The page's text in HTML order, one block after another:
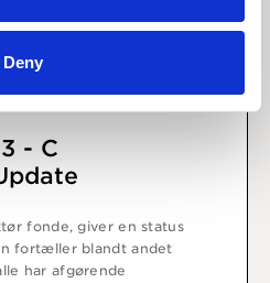
Deny
- C
fonde, giver en status
fortæller blandt andet
har afgørende